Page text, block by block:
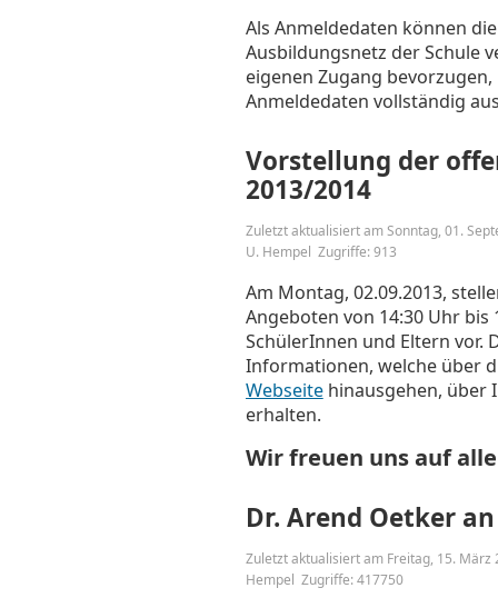
Als Anmeldedaten können
Ausbildungsnetz der Schule
eigenen Zugang
Anmeldedaten vollständig
Vorstellung der
2013/2014
Zuletzt aktualisiert am Sonntag, 01.
U. Hempel Zugriffe: 913
Am Montag, 02.09.2013,
Angeboten von 14:30 Uhr
SchülerInnen und Eltern vor.
Informationen, welche über
Webseitehinausgehen, über
erhalten.
Wir freuen uns auf
Dr. Arend Oetker
Zuletzt aktualisiert am Freitag, 15. März
Hempel Zugriffe: 417750